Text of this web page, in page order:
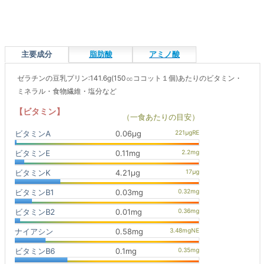
主要成分 脂肪酸 アミノ酸
ゼラチンの豆乳プリン:141.6g(150㏄ココット１個)あたりのビタミン・
ミネラル・食物繊維・塩分など
【ビタミン】
（一食あたりの目安）
ビタミンA
0.06μg
ビタミンE 0.11mg
ビタミンK 4.21μg
ビタミンB1 0.03mg
ビタミンB2 0.01mg
ナイアシン 0.58mg
ビタミンB6 0.1mg